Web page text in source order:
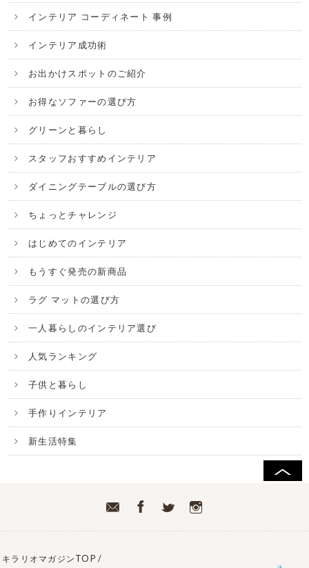
インテリア コーディネート 事例
インテリア成功術
お出かけスポットのご紹介
お得なソファーの選び方
グリーンと暮らし
スタッフおすすめインテリア
ダイニングテーブルの選び方
ちょっとチャレンジ
はじめてのインテリア
もうすぐ発売の新商品
ラグ マットの選び方
一人暮らしのインテリア選び
人気ランキング
子供と暮らし
手作りインテリア
新生活特集
キラリオマガジンTOP/